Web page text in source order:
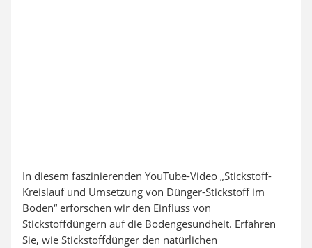
In diesem faszinierenden YouTube-Video „Stickstoff-
Kreislauf und Umsetzung von Dünger-Stickstoff im
Boden“ erforschen wir den Einfluss von
Stickstoffdüngern auf die Bodengesundheit. Erfahren
Sie, wie Stickstoffdünger den natürlichen